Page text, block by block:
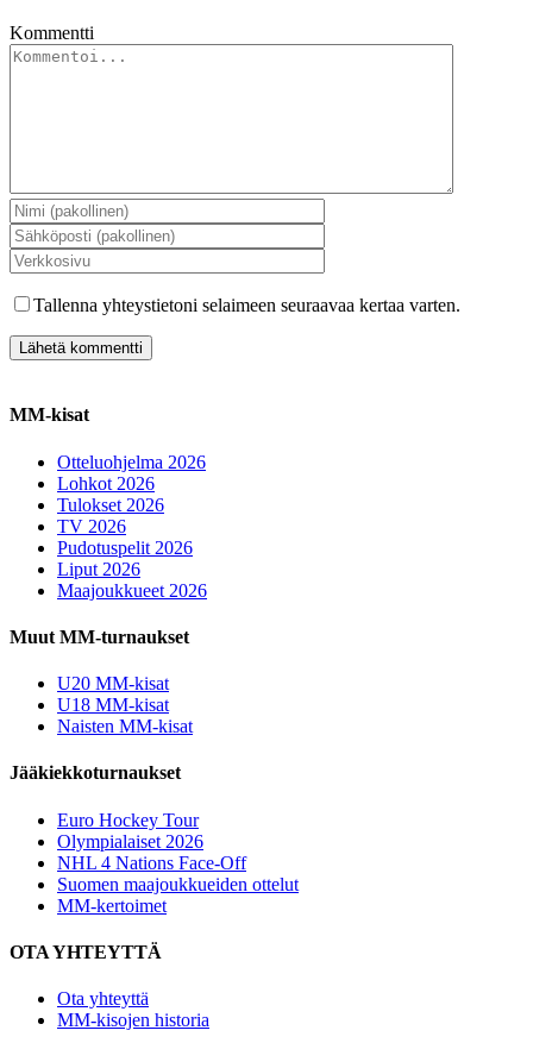
Kommentti
Tallenna yhteystietoni selaimeen seuraavaa kertaa varten.
MM-kisat
Otteluohjelma 2026
Lohkot 2026
Tulokset 2026
TV 2026
Pudotuspelit 2026
Liput 2026
Maajoukkueet 2026
Muut MM-turnaukset
U20 MM-kisat
U18 MM-kisat
Naisten MM-kisat
Jääkiekkoturnaukset
Euro Hockey Tour
Olympialaiset 2026
NHL 4 Nations Face-Off
Suomen maajoukkueiden ottelut
MM-kertoimet
OTA YHTEYTTÄ
Ota yhteyttä
MM-kisojen historia